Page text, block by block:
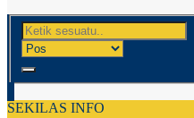
SEKILAS INFO